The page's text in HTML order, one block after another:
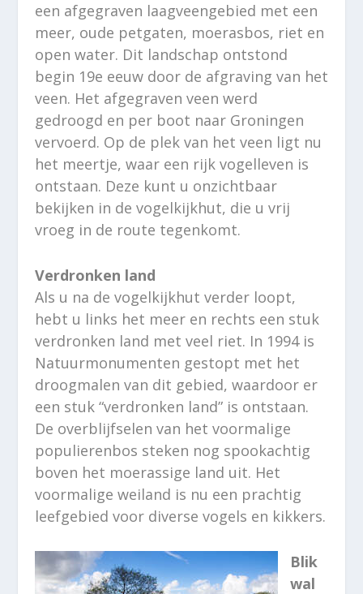
een afgegraven laagveengebied met een
meer, oude petgaten, moerasbos, riet en
open water. Dit landschap ontstond
begin 19e eeuw door de afgraving van het
veen. Het afgegraven veen werd
gedroogd en per boot naar Groningen
vervoerd. Op de plek van het veen ligt nu
het meertje, waar een rijk vogelleven is
ontstaan. Deze kunt u onzichtbaar
bekijken in de vogelkijkhut, die u vrij
vroeg in de route tegenkomt.
Verdronken land
Als u na de vogelkijkhut verder loopt,
hebt u links het meer en rechts een stuk
verdronken land met veel riet. In 1994 is
Natuurmonumenten gestopt met het
droogmalen van dit gebied, waardoor er
een stuk “verdronken land” is ontstaan.
De overblijfselen van het voormalige
populierenbos steken nog spookachtig
boven het moerassige land uit. Het
voormalige weiland is nu een prachtig
leefgebied voor diverse vogels en kikkers.
Blik
wal